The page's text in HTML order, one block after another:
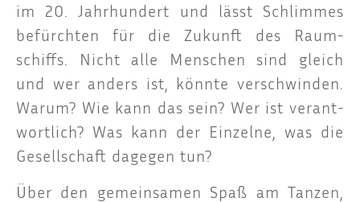
im 20. Jahr­hun­dert und lässt Schlim­mes
befürch­ten für die Zukunft des Raum­
schiffs. Nicht alle Men­schen sind gleich
und wer anders ist, könn­te ver­schwin­den.
War­um? Wie kann das sein? Wer ist ver­ant­
wort­lich? Was kann der Ein­zel­ne, was die
Gesell­schaft dage­gen tun?
Über den gemein­sa­men Spaß am Tan­zen,